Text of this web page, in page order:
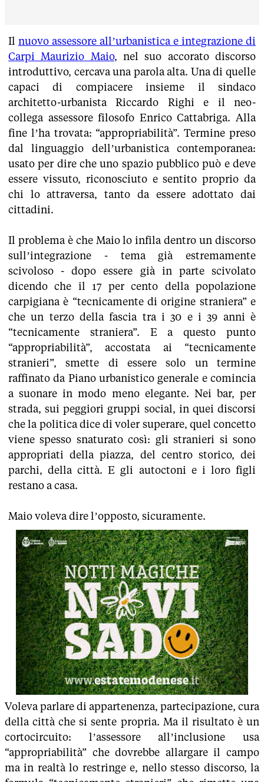
Il nuovo assessore all’urbanistica e integrazione di
Carpi Maurizio Maio, nel suo accorato discorso
introduttivo, cercava una parola alta. Una di quelle
capaci di compiacere insieme il sindaco
architetto-urbanista Riccardo Righi e il neo-
collega assessore filosofo Enrico Cattabriga. Alla
fine l’ha trovata: “appropriabilità”. Termine preso
dal linguaggio dell’urbanistica contemporanea:
usato per dire che uno spazio pubblico può e deve
essere vissuto, riconosciuto e sentito proprio da
chi lo attraversa, tanto da essere adottato dai
cittadini.
Il problema è che Maio lo infila dentro un discorso
sull’integrazione - tema già estremamente
scivoloso - dopo essere già in parte scivolato
dicendo che il 17 per cento della popolazione
carpigiana è “tecnicamente di origine straniera” e
che un terzo della fascia tra i 30 e i 39 anni è
“tecnicamente straniera”. E a questo punto
“appropriabilità”, accostata ai “tecnicamente
stranieri”, smette di essere solo un termine
raffinato da Piano urbanistico generale e comincia
a suonare in modo meno elegante. Nei bar, per
strada, sui peggiori gruppi social, in quei discorsi
che la politica dice di voler superare, quel concetto
viene spesso snaturato così: gli stranieri si sono
appropriati della piazza, del centro storico, dei
parchi, della città. E gli autoctoni e i loro figli
restano a casa.
Maio voleva dire l’opposto, sicuramente.
Voleva parlare di appartenenza, partecipazione, cura
della città che si sente propria. Ma il risultato è un
cortocircuito: l’assessore all’inclusione usa
“appropriabilità” che dovrebbe allargare il campo
ma in realtà lo restringe e, nello stesso discorso, la